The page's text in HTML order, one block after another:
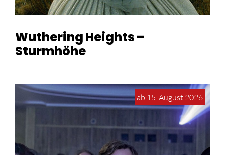
Wuthering Heights –
Sturmhöhe
ab 15. August 2026